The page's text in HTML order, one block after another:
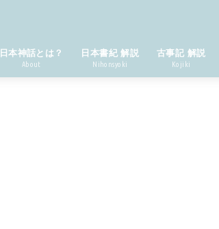
日本神話とは？
About
日本書紀 解説
Nihonsyoki
古事記 解説
Kojiki